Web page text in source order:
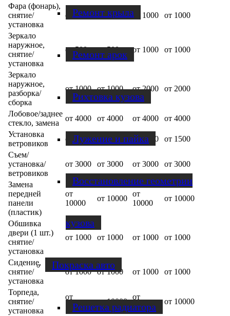
Ремонт крыла
Ремонт арок
Рихтовка кузова
Лужение и пайка
Восстановление геометрии
кузова
Покраска авто
Решетка радиатора
Фара (фонарь),
снятие/
установка
от 500 от 500 от 1000 от 1000
Зеркало
наружное,
снятие/
установка
от 500 от 500 от 1000 от 1000
Зеркало
наружное,
разборка/
сборка
от 1000 от 1000 от 2000 от 2000
Лобовое/заднее
стекло, замена
от 4000 от 4000 от 4000
от 4000
Установка
ветровиков
от 1500 от 1500 от 1500
от 1500
Съем/
установка/
ветровиков
от 3000 от 3000 от 3000 от 3000
Замена
передней
панели
(пластик)
от
10000
от 10000
от
10000
от 10000
Обшивка
двери (1 шт.)
снятие/
установка
от 1000 от 1000 от 1000 от 1000
Сидение,
снятие/
установка
от 1000 от 1000 от 1000 от 1000
Торпеда,
снятие/
установка
от
10000
от 10000
от
10000
от 10000